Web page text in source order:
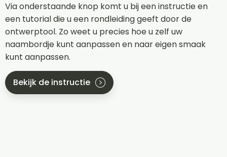
Via onderstaande knop komt u bij een instructie en
een tutorial die u een rondleiding geeft door de
ontwerptool. Zo weet u precies hoe u zelf uw
naambordje kunt aanpassen en naar eigen smaak
kunt aanpassen.
Bekijk de instructie